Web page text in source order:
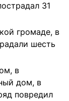
31
громаде, в
шесть
в
дом, в
повредил